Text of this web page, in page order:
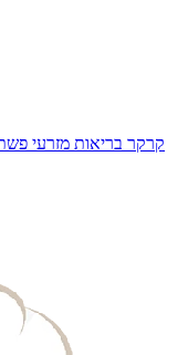
קרקר בריאות מזרעי